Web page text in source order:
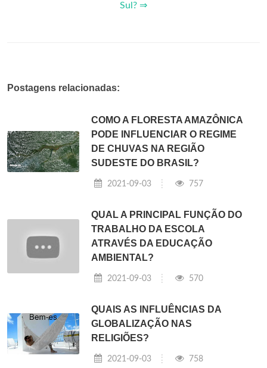
Sul? ⇒
Postagens relacionadas:
COMO A FLORESTA AMAZÔNICA
PODE INFLUENCIAR O REGIME
DE CHUVAS NA REGIÃO
SUDESTE DO BRASIL?
2021-09-03 757
QUAL A PRINCIPAL FUNÇÃO DO
TRABALHO DA ESCOLA
ATRAVÉS DA EDUCAÇÃO
AMBIENTAL?
2021-09-03 570
QUAIS AS INFLUÊNCIAS DA
GLOBALIZAÇÃO NAS
RELIGIÕES?
2021-09-03 758